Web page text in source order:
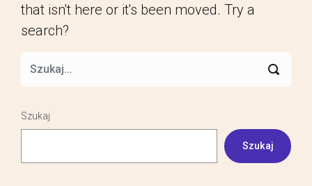
that isn't here or it's been moved. Try a
search?
Szukaj
Szukaj